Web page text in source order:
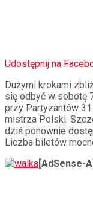
Udostępnij na
Dużymi krokami
się odbyć w sobotę
przy Partyzantów
mistrza Polski.
dziś ponownie
Liczba biletów
[AdSense-A]